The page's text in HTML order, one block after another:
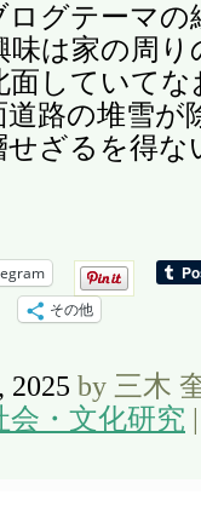
グテーマの
味は家の周
面していて
路の堆雪が
せざるを得な
その他
2025 by 三木
会・文化研究